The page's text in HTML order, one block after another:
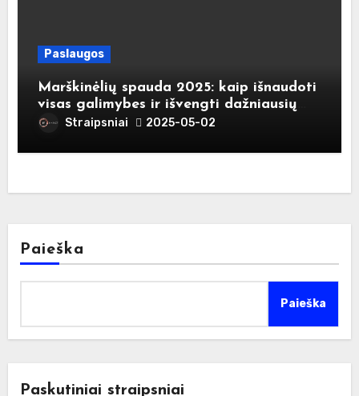
Paslaugos
Marškinėlių spauda 2025: kaip išnaudoti
visas galimybes ir išvengti dažniausių
klaidųStraipsniai 2025-05-02
Paieška
Paieška
Paskutiniai straipsniai